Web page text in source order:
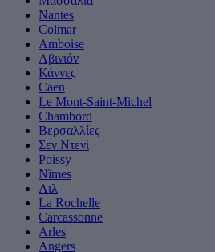
Nantes
Colmar
Amboise
Αβινιόν
Κάννες
Caen
Le Mont-Saint-Michel
Chambord
Βερσαλλίες
Σεν Ντενί
Poissy
Nîmes
Λιλ
La Rochelle
Carcassonne
Arles
Angers